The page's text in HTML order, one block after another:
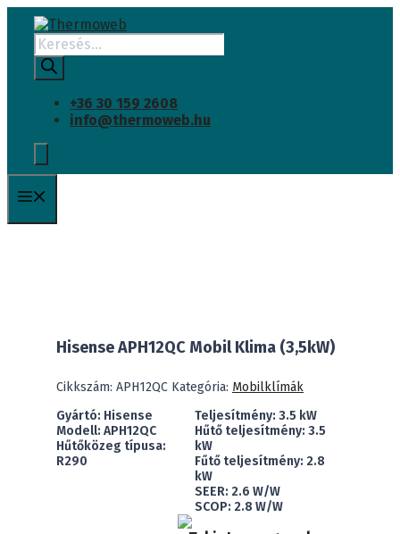
Kilépés
tartalomba
Products
search
+36 30 159 2608
info@thermoweb.hu
INGYENES SZÁLLÍTÁS
Hisense APH12QC Mobil Klima (3,5kW)
Cikkszám: APH12QC Kategória: Mobilklímák
Gyártó: Hisense
Modell: APH12QC
Hűtőközeg típusa:
R290
Teljesítmény: 3.5 kW
Hűtő teljesítmény: 3.5
kW
Fűtő teljesítmény: 2.8
kW
SEER: 2.6 W/W
SCOP: 2.8 W/W